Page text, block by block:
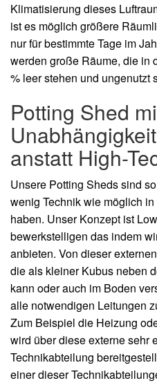
Klimatisierung dieses
ist es möglich größere
nur für bestimmte Tage im
werden große Räume, die in
% leer stehen und ungenutzt
Potting Shed
anstatt High-
Unsere Potting Sheds sind
wenig Technik wie möglich
haben. Unser Konzept ist
bewerkstelligen das indem
anbieten. Von dieser
die als kleiner Kubus neben
kann oder auch im Boden
alle notwendigen Leitungen
Zum Beispiel die Heizung
wird über diese externe sehr
Technikabteilung
einer dieser